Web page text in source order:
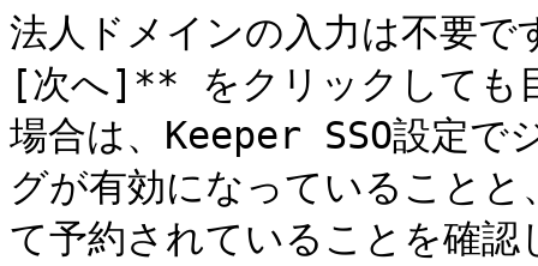
法人ドメインの入力は不要
[次へ]** をクリックしても
場合は、Keeper SSO設定で
グが有効になっていること
て予約されていることを確